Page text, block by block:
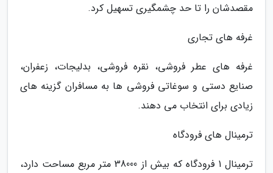
مقصدشان را تا حد چشمگیری تسهیل کرد.
غرفه های تجاری
غرفه های عطر فروشی، نقره فروشی، بدلیجات، زعفران،
صنایع دستی و سوغاتی فروشی ها به مسافران گزینه های
زیادی برای انتخاب می دهند.
ترمینال های فرودگاه
ترمینال 1 فرودگاه که بیش از 38000 متر مربع مساحت دارد،